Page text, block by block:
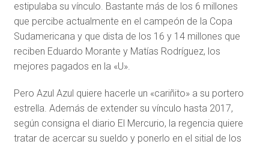
estipulaba su vínculo. Bastante más de los 6 millones
que percibe actualmente en el campeón de la Copa
Sudamericana y que dista de los 16 y 14 millones que
reciben Eduardo Morante y Matías Rodríguez, los
mejores pagados en la «U».
Pero Azul Azul quiere hacerle un «cariñito» a su portero
estrella. Además de extender su vínculo hasta 2017,
según consigna el diario El Mercurio, la regencia quiere
tratar de acercar su sueldo y ponerlo en el sitial de los